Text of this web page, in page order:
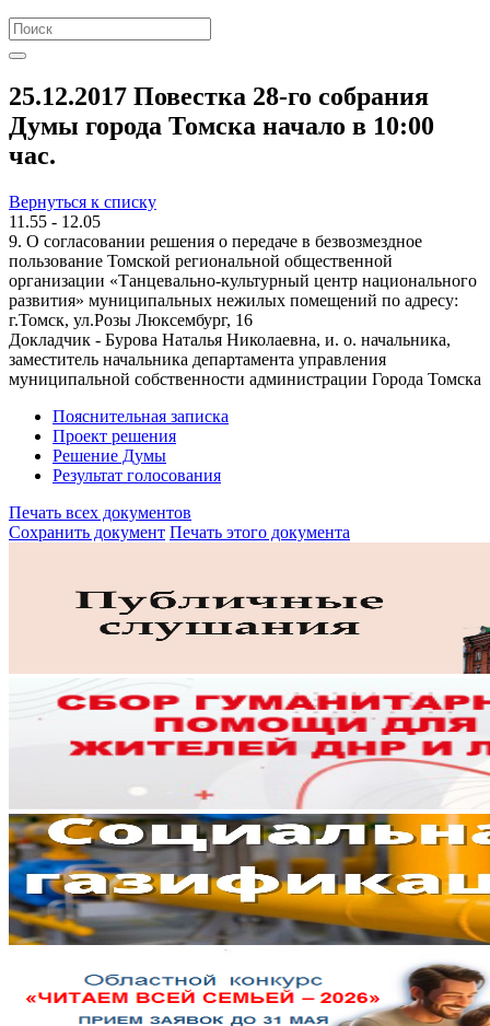
25.12.2017 Повестка 28-го собрания
Думы города Томска начало в 10:00
час.
Вернуться к списку
11.55 - 12.05
9. О согласовании решения о передаче в безвозмездное
пользование Томской региональной общественной
организации «Танцевально-культурный центр национального
развития» муниципальных нежилых помещений по адресу:
г.Томск, ул.Розы Люксембург, 16
Докладчик - Бурова Наталья Николаевна, и. о. начальника,
заместитель начальника департамента управления
муниципальной собственности администрации Города Томска
Пояснительная записка
Проект решения
Решение Думы
Результат голосования
Печать всех документов
Сохранить документ Печать этого документа